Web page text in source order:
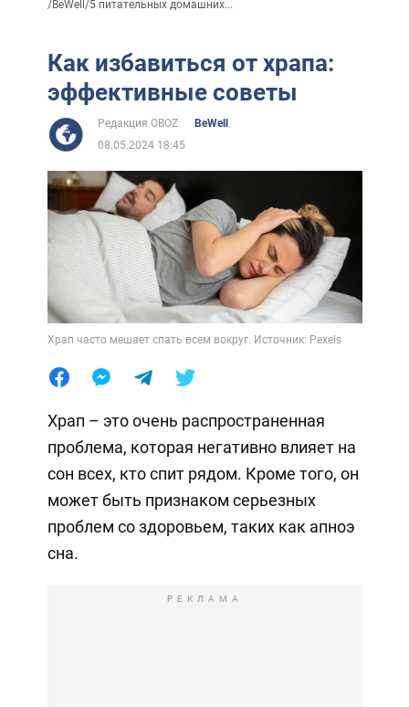
/BeWell /5 питательных домашних...
Как избавиться от храпа:
эффективные советы
Редакция OBOZ
BeWell
08.05.2024 18:45
Храп часто мешает спать всем вокруг. Источник: Pexels
Храп – это очень распространенная
проблема, которая негативно влияет на
сон всех, кто спит рядом. Кроме того, он
может быть признаком серьезных
проблем со здоровьем, таких как апноэ
сна.
РЕКЛАМА